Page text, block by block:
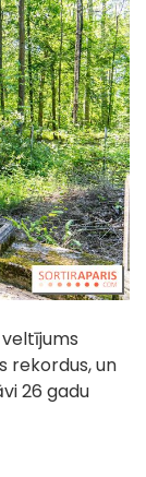
rekordus, un
26 gadu